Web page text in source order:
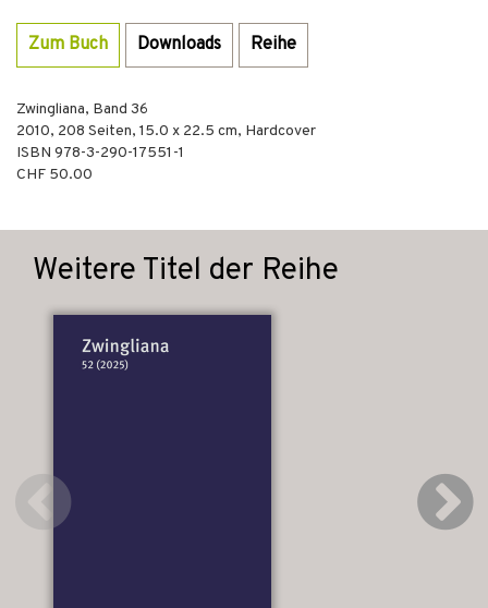
Zum Buch Downloads Reihe
Zwingliana, Band 36
2010, 208 Seiten, 15.0 x 22.5 cm, Hardcover
ISBN 978-3-290-17551-1
CHF 50.00
Weitere Titel der Reihe